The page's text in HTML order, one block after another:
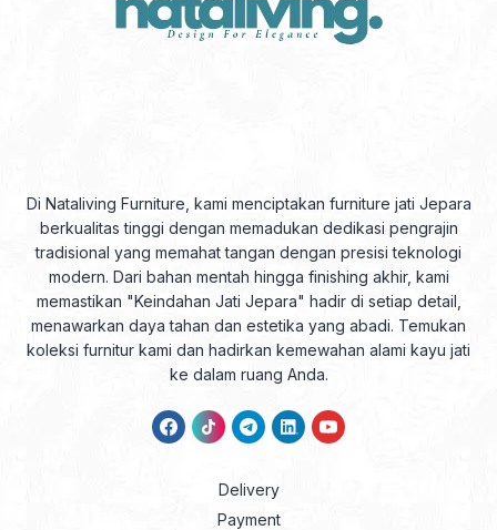
Di Nataliving Furniture, kami menciptakan furniture jati Jepara
berkualitas tinggi dengan memadukan dedikasi pengrajin
tradisional yang memahat tangan dengan presisi teknologi
modern. Dari bahan mentah hingga finishing akhir, kami
memastikan "Keindahan Jati Jepara" hadir di setiap detail,
menawarkan daya tahan dan estetika yang abadi. Temukan
koleksi furnitur kami dan hadirkan kemewahan alami kayu jati
ke dalam ruang Anda.
Delivery
Payment